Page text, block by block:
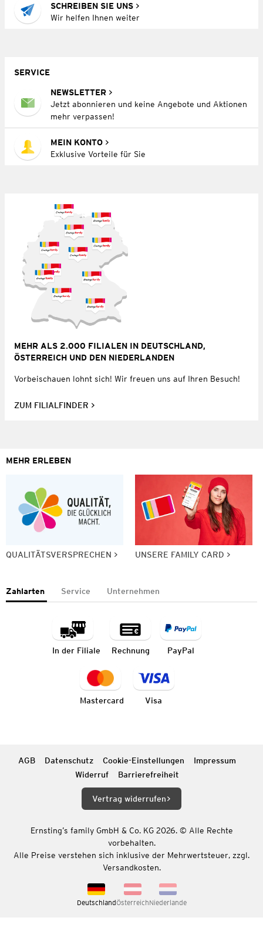
SCHREIBEN SIE UNS
Wir helfen Ihnen weiter
SERVICE
NEWSLETTER
Jetzt abonnieren und keine Angebote und Aktionen
mehr verpassen!
MEIN KONTO
Exklusive Vorteile für Sie
MEHR ALS 2.000 FILIALEN IN DEUTSCHLAND,
ÖSTERREICH UND DEN NIEDERLANDEN
Vorbeischauen lohnt sich! Wir freuen uns auf Ihren Besuch!
ZUM FILIALFINDER
MEHR ERLEBEN
QUALITÄTSVERSPRECHEN UNSERE FAMILY CARD
Zahlarten Service Unternehmen
In der Filiale Rechnung PayPal
Mastercard Visa
AGB Datenschutz Cookie-Einstellungen
Impressum
Widerruf
Barrierefreiheit
Vertrag widerrufen
Ernsting’s family GmbH & Co. KG 2026. © Alle Rechte
vorbehalten.
Alle Preise verstehen sich inklusive der Mehrwertsteuer, zzgl.
Versandkosten.
DeutschlandÖsterreichNiederlande